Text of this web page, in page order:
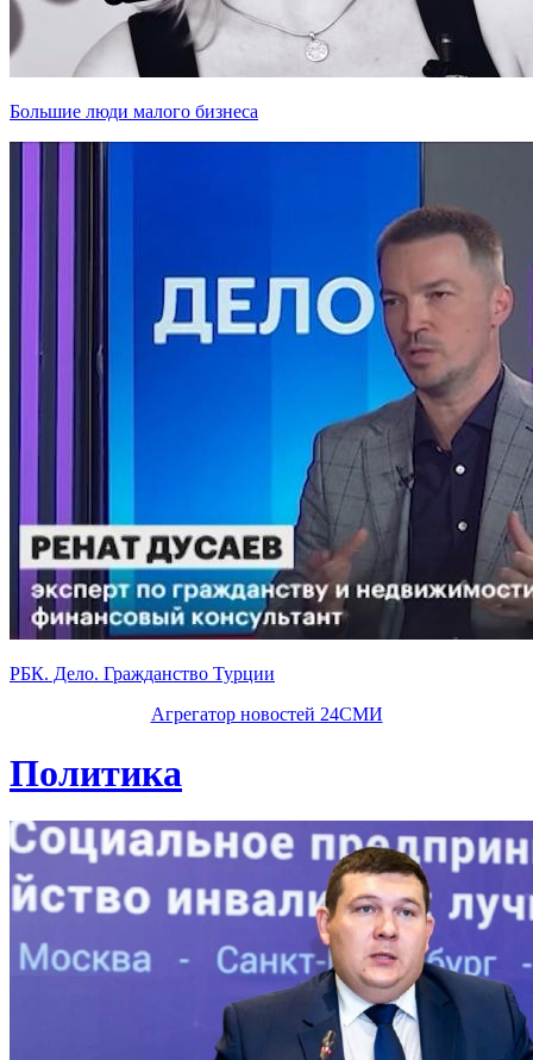
Большие люди малого бизнеса
РБК. Дело. Гражданство Турции
Агрегатор новостей 24СМИ
Политика